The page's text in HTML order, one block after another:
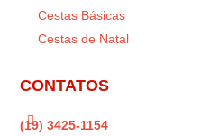
Cestas Básicas
Cestas de Natal
CONTATOS

(19) 3425-1154